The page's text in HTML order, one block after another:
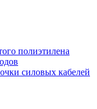
полиэтилена
силовых кабелей